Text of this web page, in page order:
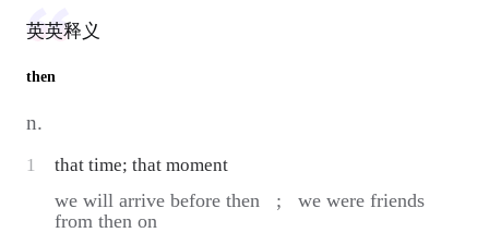
英英释义
then
n.
1 that time; that moment
we will arrive before then ;
we were friends
from then on